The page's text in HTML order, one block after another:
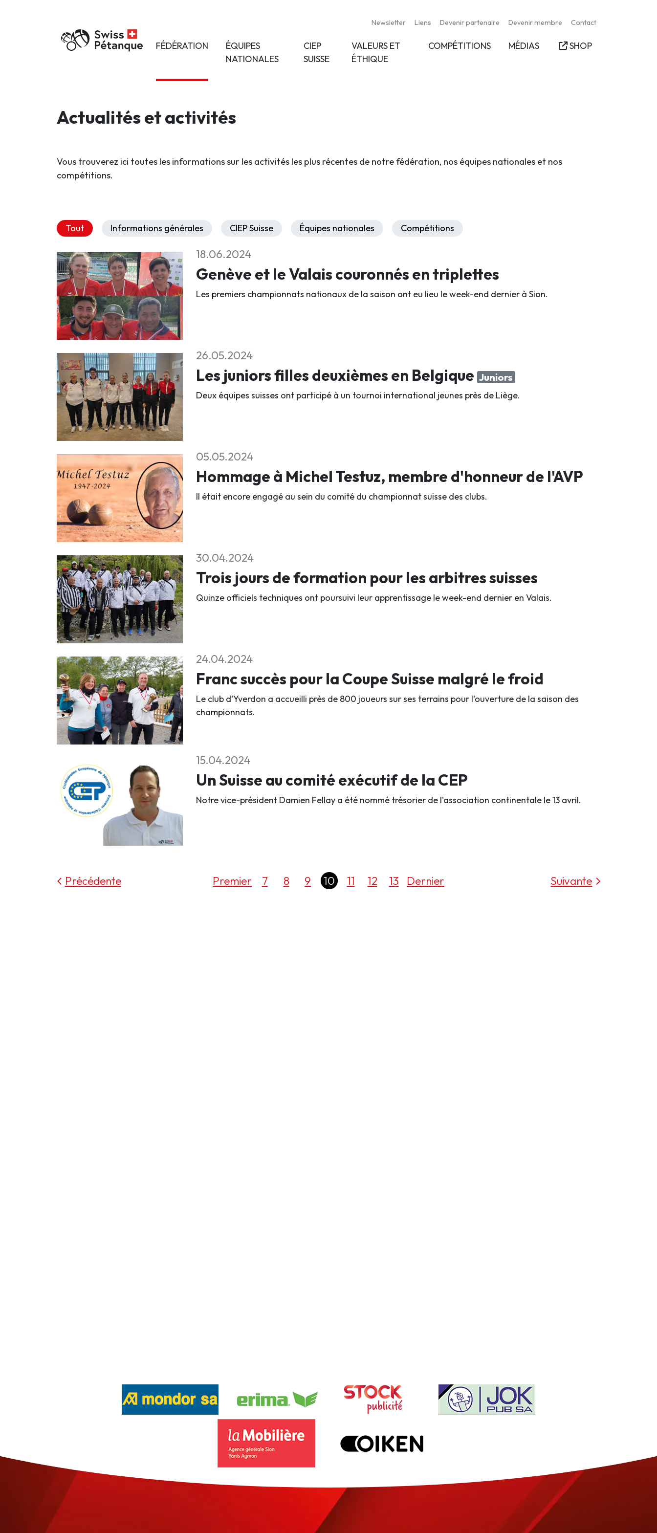
Newsletter Liens Devenir partenaire Devenir membre Contact
FÉDÉRATION
ÉQUIPES
NATIONALES
CIEP
SUISSE
VALEURS ET
ÉTHIQUE
COMPÉTITIONS MÉDIAS SHOP
Actualités et activités
Vous trouverez ici toutes les informations sur les activités les plus récentes de notre fédération, nos équipes nationales et nos
compétitions.
Tout Informations générales CIEP Suisse Équipes nationales Compétitions
18.06.2024
Genève et le Valais couronnés en triplettes
Les premiers championnats nationaux de la saison ont eu lieu le week-end dernier à Sion.
26.05.2024
Les juniors filles deuxièmes en Belgique Juniors
Deux équipes suisses ont participé à un tournoi international jeunes près de Liège.
05.05.2024
Hommage à Michel Testuz, membre d'honneur de l'AVP
Il était encore engagé au sein du comité du championnat suisse des clubs.
30.04.2024
Trois jours de formation pour les arbitres suisses
Quinze officiels techniques ont poursuivi leur apprentissage le week-end dernier en Valais.
24.04.2024
Franc succès pour la Coupe Suisse malgré le froid
Le club d'Yverdon a accueilli près de 800 joueurs sur ses terrains pour l'ouverture de la saison des
championnats.
15.04.2024
Un Suisse au comité exécutif de la CEP
Notre vice-président Damien Fellay a été nommé trésorier de l'association continentale le 13 avril.
Précédente Premier 7 8 9 10 11 12 13 Dernier Suivante